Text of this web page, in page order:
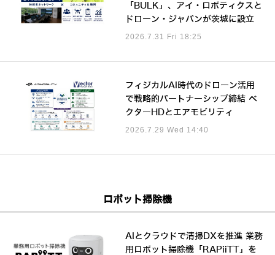
「BULK」、アイ・ロボティクスと
ドローン・ジャパンが茨城に設立
2026.7.31 Fri 18:25
フィジカルAI時代のドローン活用
で戦略的パートナーシップ締結 ベ
クターHDとエアモビリティ
2026.7.29 Wed 14:40
ロボット掃除機
AIとクラウドで清掃DXを推進 業務
用ロボット掃除機「RAPiiTT」を